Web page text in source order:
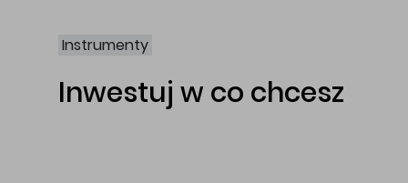
Instrumenty
Inwestuj w co chcesz